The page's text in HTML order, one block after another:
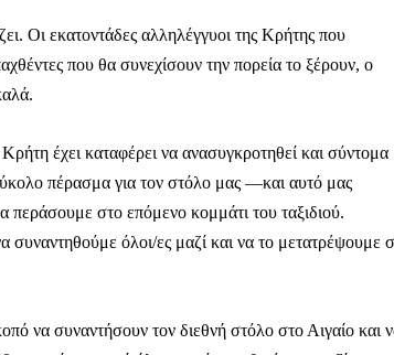
Οι εκατοντάδες αλληλέγγυοι της Κρήτης που
που θα συνεχίσουν την πορεία το ξέρουν, ο
έχει καταφέρει να ανασυγκροτηθεί και σύντομα
πέρασμα για τον στόλο μας —και αυτό μας
περάσουμε στο επόμενο κομμάτι του ταξιδιού.
όλοι/ες μαζί και να το μετατρέψουμε
να συναντήσουν τον διεθνή στόλο στο Αιγαίο και